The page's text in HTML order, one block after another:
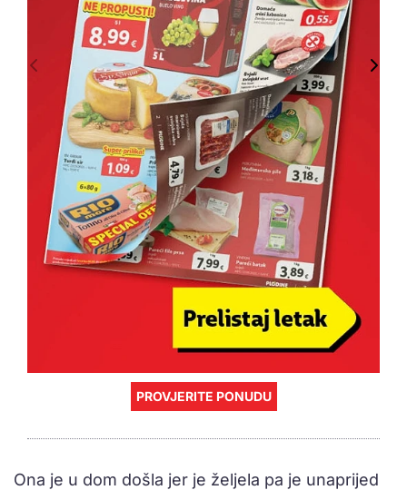
PROVJERITE PONUDU
Ona je u dom došla jer je željela pa je unaprijed